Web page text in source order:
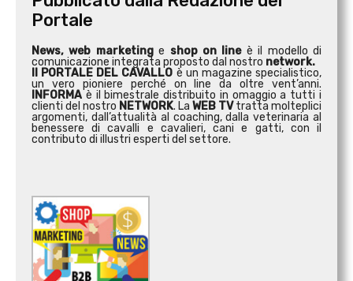
Portale
News, web marketinge shop on line è il modello di
comunicazione integrata proposto dal nostro network.
Il PORTALE DEL CAVALLO è un magazine specialistico,
un vero pioniere perché on line da oltre vent’anni.
INFORMA è il bimestrale distribuito in omaggio a tutti i
clienti del nostro NETWORK. La WEB TVtratta molteplici
argomenti, dall’attualità al coaching, dalla veterinaria al
benessere di cavalli e cavalieri, cani e gatti, con il
contributo di illustri esperti del settore.